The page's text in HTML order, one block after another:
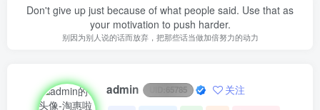
Don't give up just because of what people said. Use that as
your motivation to push harder.
别因为别人说的话而放弃，把那些话当做加倍努力的动力
admin 65785 关注